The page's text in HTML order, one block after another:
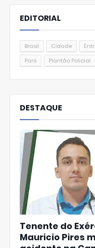
EDITORIAL
Brasil Cidade
Pará
Plantão Policial
DESTAQUE
Tenente do
Mauricio Pires